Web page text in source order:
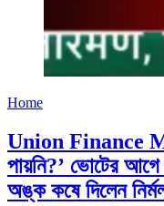
Home
Union Finance
পায়নি?’ ভোটের আগে
অঙ্ক কষে দিলেন